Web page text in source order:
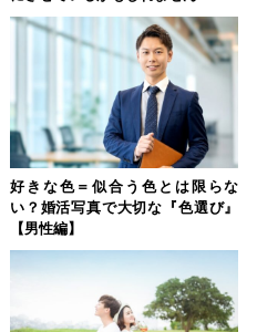
好きな色＝似合う色とは限らな
い？婚活写真で大切な『色選び』
【男性編】